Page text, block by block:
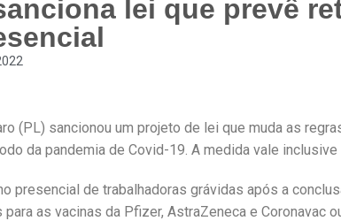
lei que prevê
(PL) sancionou um projeto de lei que muda as
da pandemia de Covid-19. A medida vale
presencial de trabalhadoras grávidas após a
as vacinas da Pfizer, AstraZeneca e Coronavac